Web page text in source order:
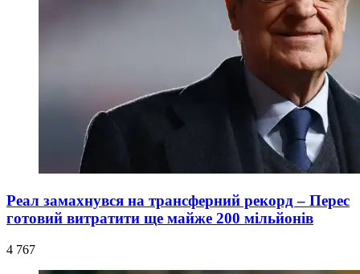
Реал замахнувся на трансферний рекорд – Перес
готовий витратити ще майже 200 мільйонів
4 767